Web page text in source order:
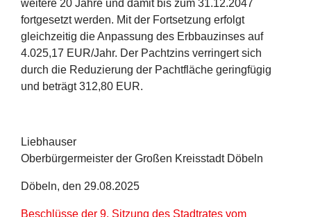
weitere 20 Jahre und damit bis zum 31.12.2047
fortgesetzt werden. Mit der Fortsetzung erfolgt
gleichzeitig die Anpassung des Erbbauzinses auf
4.025,17 EUR/Jahr. Der Pachtzins verringert sich
durch die Reduzierung der Pachtfläche geringfügig
und beträgt 312,80 EUR.
Liebhauser
Oberbürgermeister der Großen Kreisstadt Döbeln
Döbeln, den 29.08.2025
Beschlüsse der 9. Sitzung des Stadtrates vom